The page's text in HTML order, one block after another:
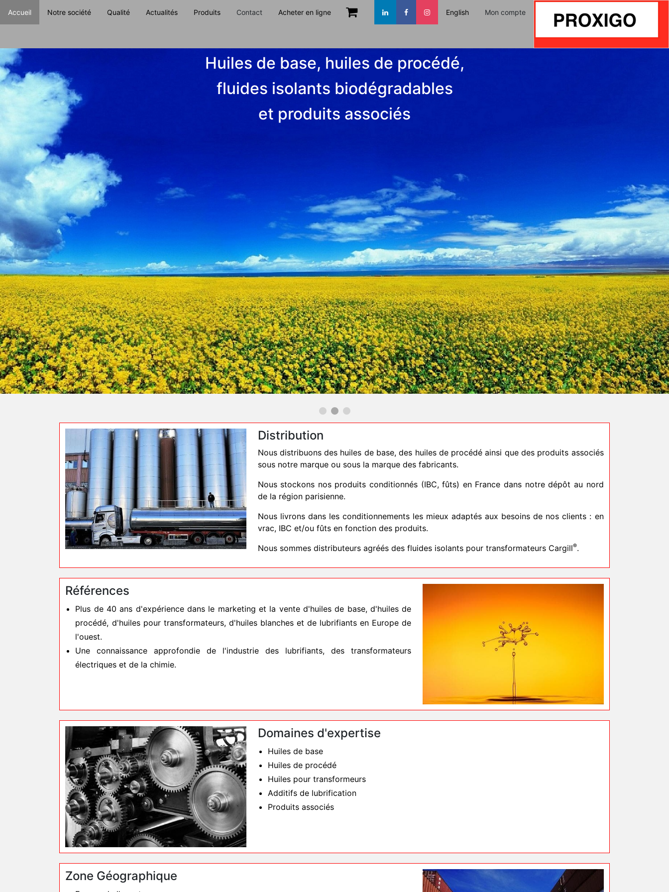
Accueil Notre société Qualité Actualités Produits Contact Acheter en ligne Mon compte
English
Huiles de base, huiles de procédé,
fluides isolants biodégradables
et produits associés
Distribution
Nous distribuons des huiles de base, des huiles de procédé ainsi que des produits associés
sous notre marque ou sous la marque des fabricants.
Nous stockons nos produits conditionnés (IBC, fûts) en France dans notre dépôt au nord
de la région parisienne.
Nous livrons dans les conditionnements les mieux adaptés aux besoins de nos clients : en
vrac, IBC et/ou fûts en fonction des produits.
Nous sommes distributeurs agréés des fluides isolants pour transformateurs Cargill®.
Références
Plus de 40 ans d'expérience dans le marketing et la vente d'huiles de base, d'huiles de
procédé, d'huiles pour transformateurs, d'huiles blanches et de lubrifiants en Europe de
l'ouest.
Une connaissance approfondie de l'industrie des lubrifiants, des transformateurs
électriques et de la chimie.
Domaines d'expertise
Huiles de base
Huiles de procédé
Huiles pour transformeurs
Additifs de lubrification
Produits associés
Zone Géographique